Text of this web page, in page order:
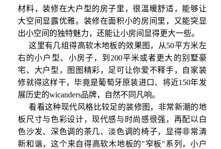
材料，装修在大户型的房子里，很温暖舒适，能够让
大空间显露优雅。装修在面积小的房间里，又能突显
出小空间的独特魅力，还能让小房间显得更大一些。
这里有几组得高软木地板的效果图，从50平方米左
右的小户型、小房子，到200平米或者更大的别墅豪
宅、大户型，图图精彩，足可让你爱不释手，自家装
修就得这样干，毕竟是葡萄牙原装进口、将近150年发
展历史的wicanders品牌，自然不同凡响。
看看这种现代风格比较足的装修图，非常新潮的地
板尺寸与色彩设计，现代感与时尚感很强，再配以白
色沙发、深色调的茶几、淡色调的椅子，显得非常清
新和谐，这个来自得高软木地板的"窄板"系列，小户